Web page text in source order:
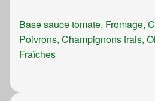
Base sauce tomate, Fromage,
Poivrons, Champignons frais,
Fraîches